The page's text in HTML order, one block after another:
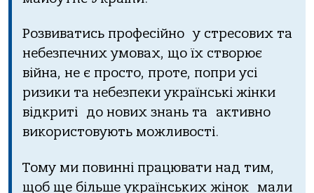
Розвиватись професійно у стресових та
небезпечних умовах, що їх створює
війна, не є просто, проте, попри усі
ризики та небезпеки українські жінки
відкриті до нових знань та активно
використовують можливості.
Тому ми повинні працювати над тим,
щоб ще більше українських жінок мали